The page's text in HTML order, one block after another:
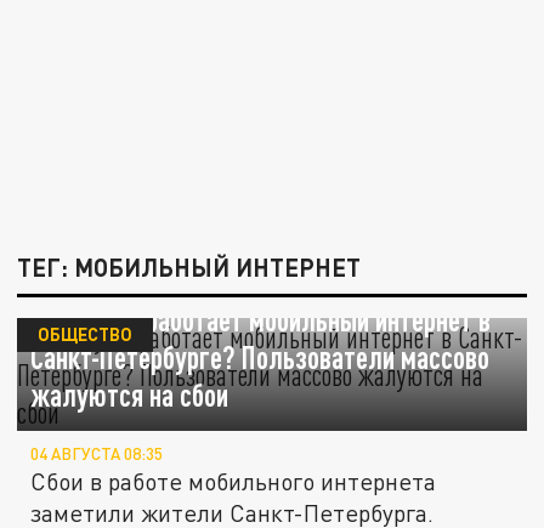
ТЕГ: МОБИЛЬНЫЙ ИНТЕРНЕТ
Почему не работает мобильный интернет в
Санкт-Петербурге? Пользователи массово
жалуются на сбои
ОБЩЕСТВО
04 АВГУСТА 08:35
Сбои в работе мобильного интернета
заметили жители Санкт-Петербурга.